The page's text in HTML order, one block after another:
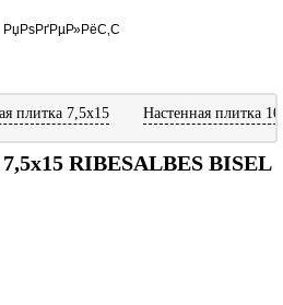
плитка 7,5x15 Настенная плитка
RIBESALBES BISEL